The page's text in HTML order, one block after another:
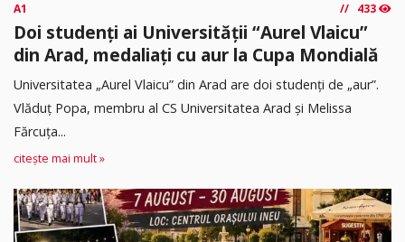
A1 433
Doi studenți ai Universității “Aurel Vlaicu”
din Arad, medaliați cu aur la Cupa Mondială
Universitatea „Aurel Vlaicu” din Arad are doi studenți de „aur”.
Vlăduț Popa, membru al CS Universitatea Arad și Melissa
Fărcuța...
citește mai mult »